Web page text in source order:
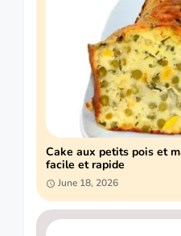
Cake aux petits pois et
facile et rapide
June 18, 2026